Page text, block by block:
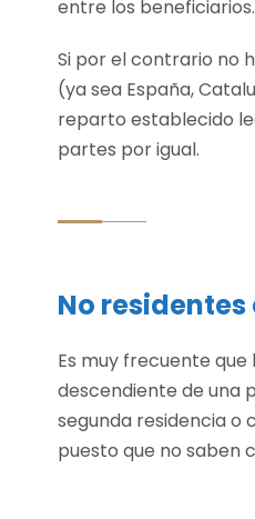
entre los beneficiarios.
Si por el contrario no
(ya sea España,
reparto establecido
partes por igual.
No residentes
Es muy frecuente que
descendiente de una
segunda residencia o
puesto que no saben